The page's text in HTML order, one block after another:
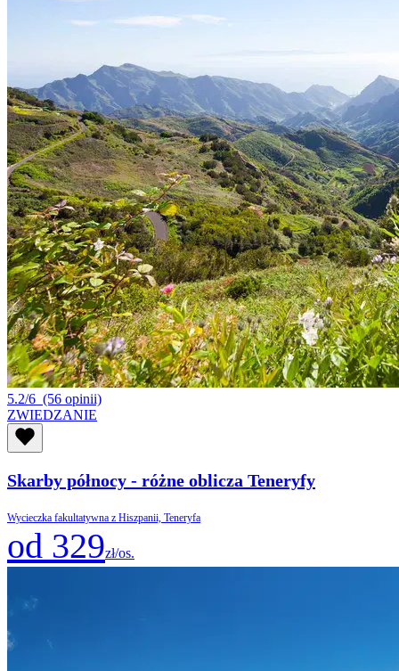
5.2/6 (56 opinii)
ZWIEDZANIE
Skarby północy - różne oblicza Teneryfy
Wycieczka fakultatywna z Hiszpanii, Teneryfa
od 329zł/os.